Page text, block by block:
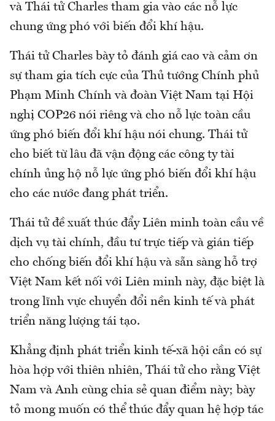
và Thái tử Charles tham gia vào các nỗ lực
chung ứng phó với biến đổi khí hậu.
Thái tử Charles bày tỏ đánh giá cao và cảm ơn
sự tham gia tích cực của Thủ tướng Chính phủ
Phạm Minh Chính và đoàn Việt Nam tại Hội
nghị COP26 nói riêng và cho nỗ lực toàn cầu
ứng phó biến đổi khí hậu nói chung. Thái tử
cho biết từ lâu đã vận động các công ty tài
chính ủng hộ nỗ lực ứng phó biến đổi khí hậu
cho các nước đang phát triển.
Thái tử đề xuất thúc đẩy Liên minh toàn cầu về
dịch vụ tài chính, đầu tư trực tiếp và gián tiếp
cho chống biến đổi khí hậu và sẵn sàng hỗ trợ
Việt Nam kết nối với Liên minh này, đặc biệt là
trong lĩnh vực chuyển đổi nền kinh tế và phát
triển năng lượng tái tạo.
Khẳng định phát triển kinh tế-xã hội cần có sự
hòa hợp với thiên nhiên, Thái tử cho rằng Việt
Nam và Anh cùng chia sẻ quan điểm này; bày
tỏ mong muốn có thể thúc đẩy quan hệ hợp tác